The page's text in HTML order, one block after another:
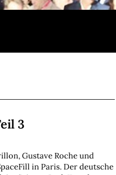
3
Gustave Roche und
in Paris. Der deutsche